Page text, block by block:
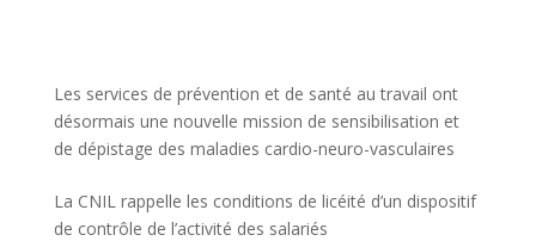
Les services de prévention et de santé au travail ont
désormais une nouvelle mission de sensibilisation et
de dépistage des maladies cardio-neuro-vasculaires
La CNIL rappelle les conditions de licéité d’un dispositif
de contrôle de l’activité des salariés